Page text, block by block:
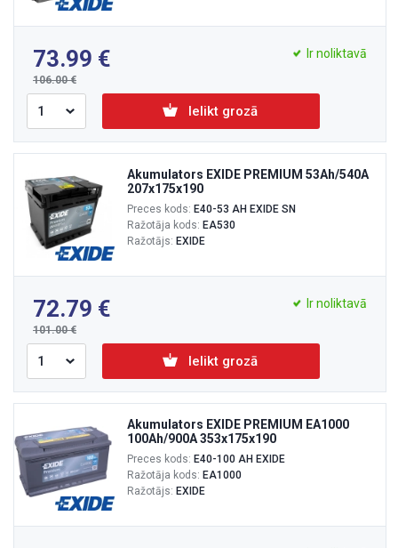
73.99
106.00
Ir noliktavā
Ielikt grozā
Akumulators EXIDE PREMIUM 53Ah/540A
207x175x190
Preces kods: E40-53 AH EXIDE SN
Ražotāja kods: EA530
Ražotājs: EXIDE
72.79
101.00
Ir noliktavā
Ielikt grozā
Akumulators EXIDE PREMIUM EA1000
100Ah/900A 353x175x190
Preces kods: E40-100 AH EXIDE
Ražotāja kods: EA1000
Ražotājs: EXIDE